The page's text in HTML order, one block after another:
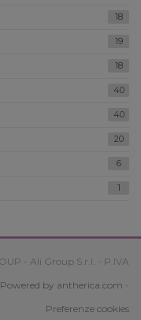
18
19
18
40
40
20
6
1
- Ali Group S.r.l. - P.IVA
Powered by antherica.com -
Preferenze cookies